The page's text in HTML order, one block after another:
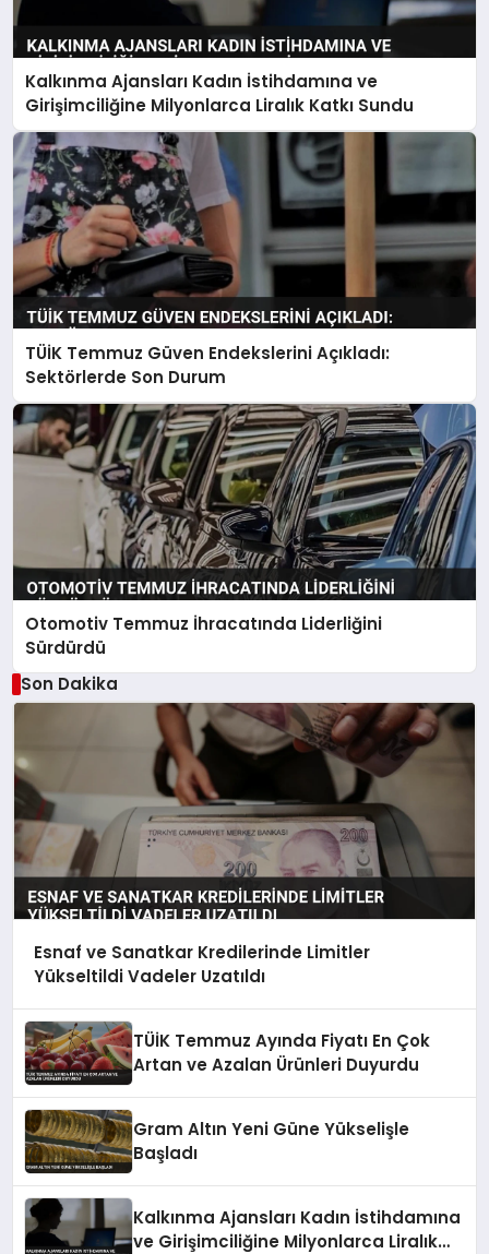
Kalkınma Ajansları Kadın İstihdamına ve
Girişimciliğine Milyonlarca Liralık Katkı Sundu
TÜİK Temmuz Güven Endekslerini Açıkladı:
Sektörlerde Son Durum
Otomotiv Temmuz İhracatında Liderliğini
Sürdürdü
Son Dakika
Esnaf ve Sanatkar Kredilerinde Limitler
Yükseltildi Vadeler Uzatıldı
TÜİK Temmuz Ayında Fiyatı En Çok
Artan ve Azalan Ürünleri Duyurdu
Gram Altın Yeni Güne Yükselişle
Başladı
Kalkınma Ajansları Kadın İstihdamına
ve Girişimciliğine Milyonlarca Liralık